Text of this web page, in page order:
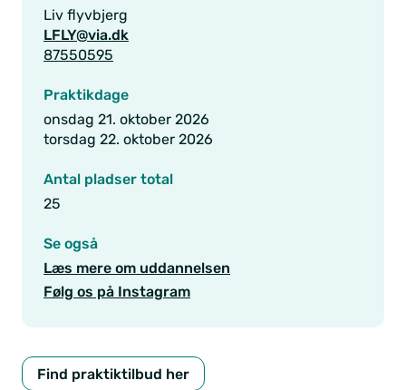
Liv flyvbjerg
LFLY@via.dk
87550595
Praktikdage
onsdag 21. oktober 2026
torsdag 22. oktober 2026
Antal pladser total
25
Se også
Læs mere om uddannelsen
Følg os på Instagram
Find praktiktilbud her